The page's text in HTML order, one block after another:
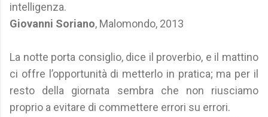
intelligenza.
Giovanni Soriano, Malomondo, 2013
La notte porta consiglio, dice il proverbio, e il mattino
ci offre l’opportunità di metterlo in pratica; ma per il
resto della giornata sembra che non riusciamo
proprio a evitare di commettere errori su errori.